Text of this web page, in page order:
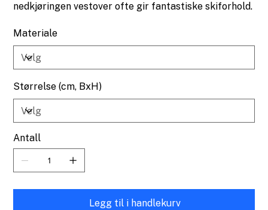
nedkjøringen vestover ofte gir fantastiske skiforhold.
Materiale
Størrelse (cm, BxH)
Antall
Legg til i handlekurv